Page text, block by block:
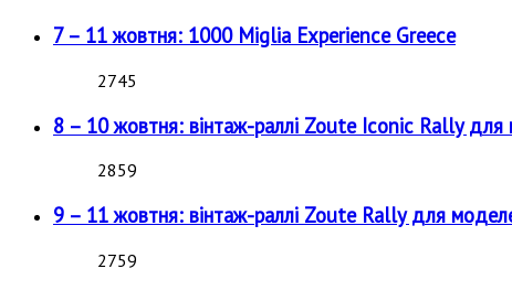
7 – 11 жовтня: 1000 Miglia Experience Greece
2745
8 – 10 жовтня: вінтаж-раллі Zoute Iconic Rally
2859
9 – 11 жовтня: вінтаж-раллі Zoute Rally для
2759